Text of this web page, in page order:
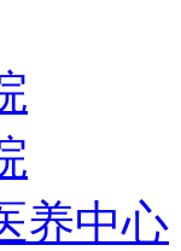
养中心